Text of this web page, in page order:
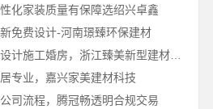
化家装质量有保障选绍兴卓鑫
免费设计-河南璟臻环保建材
直营住宅装修设计施工婚房，浙江臻美新型建材有限公司打造爱巢
专业，嘉兴家美建材科技
司流程，腾冠畅透明合规交易